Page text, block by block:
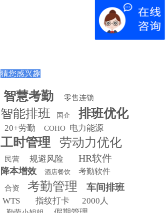
猜您感兴趣
智慧考勤 零售连锁
智能排班 国企 排班优化
20+劳勤 COHO 电力能源
工时管理 劳动力优化
民营 规避风险 HR软件
降本增效 酒店餐饮 考勤软件
合资 考勤管理 车间排班
WTS 指纹打卡 2000人